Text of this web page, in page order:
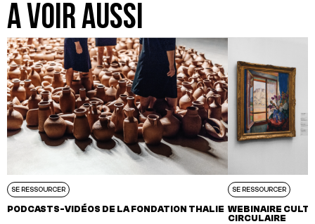
A VOIR AUSSI
SE RESSOURCER
PODCASTS-VIDÉOS DE LA FONDATION THALIE
SE RESSOURCER
WEBINAIRE
CIRCULAIRE